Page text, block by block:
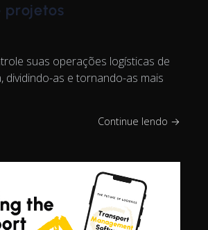
projetos
suas operações logísticas de
dividindo-as e tornando-as mais
Continue lendo →